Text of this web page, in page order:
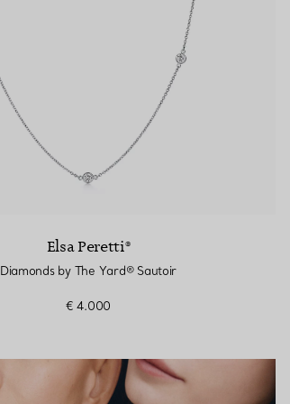
Elsa Peretti®
Diamonds by The Yard® Sautoir
€ 4.000